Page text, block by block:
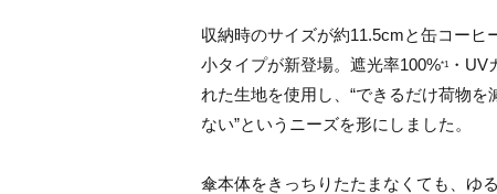
収納時のサイズが約11.5cmと缶コー
小タイプが新登場。遮光率100%*1 ・UV
れた生地を使用し、“できるだけ荷物
ない”というニーズを形にしました。
傘本体をきっちりたたまなくても、ゆ